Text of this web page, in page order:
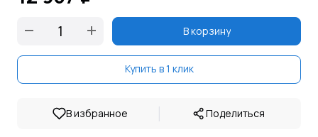
В корзину
Купить в 1 клик
В избранное | Поделиться